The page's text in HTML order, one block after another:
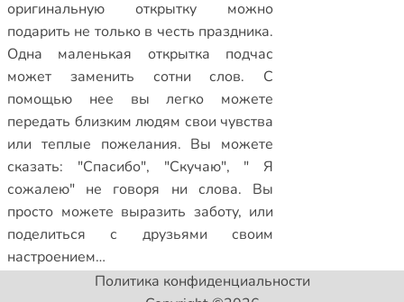
оригинальную открытку можно
подарить не только в честь праздника.
Одна маленькая открытка подчас
может заменить сотни слов. С
помощью нее вы легко можете
передать близким людям свои чувства
или теплые пожелания. Вы можете
сказать: "Спасибо", "Скучаю", " Я
сожалею" не говоря ни слова. Вы
просто можете выразить заботу, или
поделиться с друзьями своим
настроением…
Политика конфиденциальности